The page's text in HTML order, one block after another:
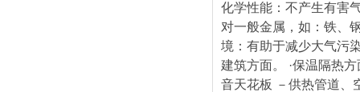
化学性能：不产生有害
对一般金属，如：铁、
境：有助于减少大气污
建筑方面。 ·保温隔热
音天花板 －供热管道、